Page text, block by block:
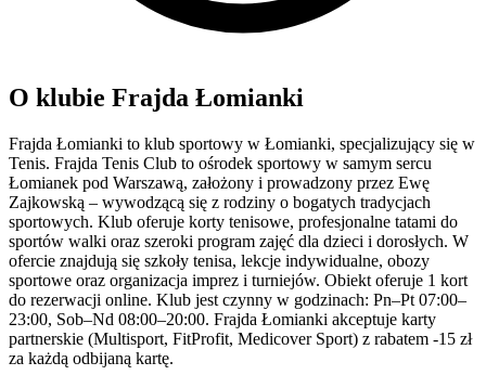
O klubie Frajda Łomianki
Frajda Łomianki to klub sportowy w Łomianki, specjalizujący się w
Tenis. Frajda Tenis Club to ośrodek sportowy w samym sercu
Łomianek pod Warszawą, założony i prowadzony przez Ewę
Zajkowską – wywodzącą się z rodziny o bogatych tradycjach
sportowych. Klub oferuje korty tenisowe, profesjonalne tatami do
sportów walki oraz szeroki program zajęć dla dzieci i dorosłych. W
ofercie znajdują się szkoły tenisa, lekcje indywidualne, obozy
sportowe oraz organizacja imprez i turniejów. Obiekt oferuje 1 kort
do rezerwacji online. Klub jest czynny w godzinach: Pn–Pt 07:00–
23:00, Sob–Nd 08:00–20:00. Frajda Łomianki akceptuje karty
partnerskie (Multisport, FitProfit, Medicover Sport) z rabatem -15 zł
za każdą odbijaną kartę.